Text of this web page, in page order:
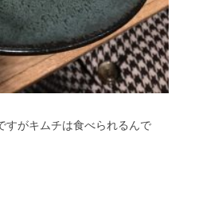
すがキムチは食べられるんで